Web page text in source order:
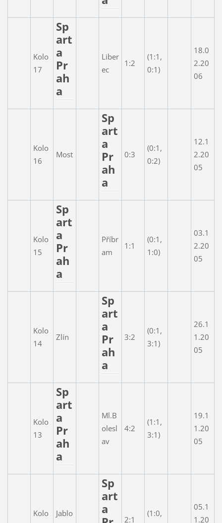
Kolo
17
Sp
art
a
Pr
ah
a
Liber
ec
1:2
(1:1,
0:1)
18.0
2.20
06
Kolo
16
Most
Sp
art
a
Pr
ah
a
0:3
(0:1,
0:2)
12.1
2.20
05
Kolo
15
Sp
art
a
Pr
ah
a
Příbr
am
1:1
(0:1,
1:0)
03.1
2.20
05
Kolo
14
Zlín
Sp
art
a
Pr
ah
a
3:2
(0:1,
3:1)
26.1
1.20
05
Kolo
13
Sp
art
a
Pr
ah
a
Ml.B
olesl
av
4:2
(1:1,
3:1)
19.1
1.20
05
Kolo
Jablo
Sp
art
a
2:1
(1:0,
05.1
1.20